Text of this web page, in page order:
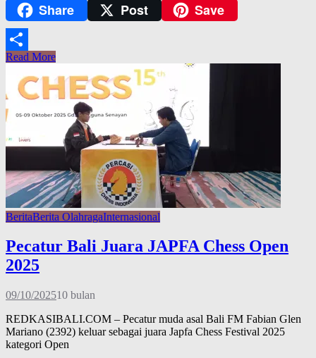
Copy
Link
Share Post Save
Share
Read More
BeritaBerita OlahragaInternasional
Pecatur Bali Juara JAPFA Chess Open
2025
09/10/202510 bulan
REDKASIBALI.COM – Pecatur muda asal Bali FM Fabian Glen
Mariano (2392) keluar sebagai juara Japfa Chess Festival 2025
kategori Open